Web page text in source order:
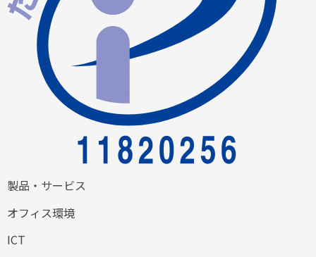
製品・サービス
オフィス環境
ICT